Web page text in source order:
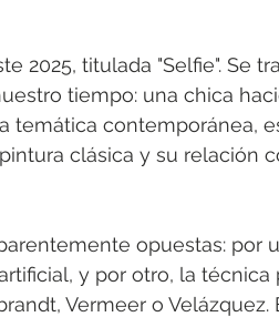
2025, titulada "Selfie". Se
tiempo: una chica
temática contemporánea,
clásica y su relación
opuestas: por
y por otro, la técnica
Vermeer o Velázquez.